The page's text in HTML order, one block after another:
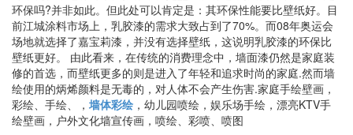
环保吗?并非如此。但此处可以肯定是：其环保性能要比壁纸好。目
前江城涂料市场上，乳胶漆的需求大致占到了70%。而08年奥运会
场地就选择了嘉宝莉漆，并没有选择壁纸，这说明乳胶漆的环保比
壁纸更好。 由此看来，在传统的消费理念中，墙面漆仍然是家庭装
修的首选，而壁纸更多的则是进入了年轻和追求时尚的家庭.然而墙
绘使用的炳烯颜料是无毒的，对人体不会产生伤害.家庭手绘壁画，
彩绘、手绘、， 墙体彩绘 ，幼儿园喷绘，娱乐场手绘，漂亮KTV手
绘壁画，户外文化墙宣传画，喷绘、彩喷、喷图